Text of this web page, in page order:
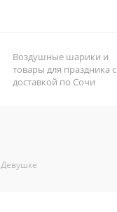
Воздушные шарики и
товары для праздника с
доставкой по Сочи
Девушке